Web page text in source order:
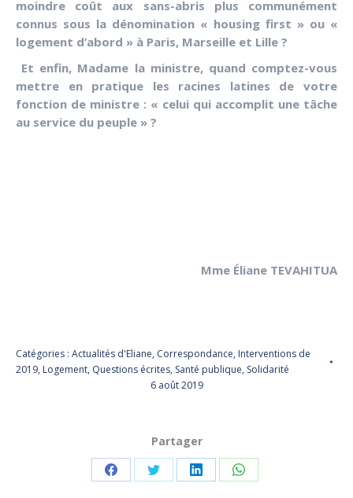
moindre coût aux sans-abris plus communément
connus sous la dénomination « housing first » ou «
logement d’abord » à Paris, Marseille et Lille ?
Et enfin, Madame la ministre, quand comptez-vous
mettre en pratique les racines latines de votre
fonction de ministre : « celui qui accomplit une tâche
au service du peuple » ?
Mme Éliane TEVAHITUA
Catégories : Actualités d'Eliane, Correspondance, Interventions de
2019, Logement, Questions écrites, Santé publique, Solidarité
6 août 2019
Partager
PartagerPartagerPartagerPartager